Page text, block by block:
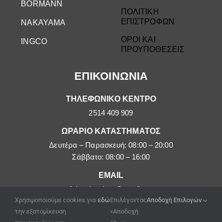
ΕΠΙΚΟΙΝΩΝΙΑ
ΤΗΛΕΦΩΝΙΚΟ ΚΕΝΤΡΟ
2514 409 909
ΩΡΑΡΙΟ ΚΑΤΑΣΤΗΜΑΤΟΣ
Δευτέρα – Παρασκευή: 08:00 – 20:00
Σάββατο: 08:00 – 16:00
EMAIL
afoipouloushop@gmail.com
BORMANN
NAKAYAMA
INGCO
ΠΟΛΙΤΙΚΗ
ΕΠΙΣΤΡΟΦΩΝ
ΟΡΟΙ ΚΑΙ
ΠΡΟΥΠΟΘΕΣΕΙΣ
Χρησιμοποιούμε cookies για
την εξατομίκευση
εδώΕπιλέγοντας
«Αποδοχή
Αποδοχή Επιλογών